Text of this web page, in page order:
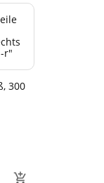
300